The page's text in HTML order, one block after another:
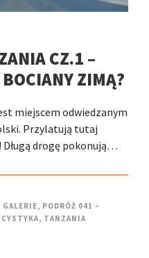
CZ.1 –
ZIMĄ?
miejscem odwiedzanym
Przylatują tutaj
Długą drogę pokonują…
GALERIE, PODRÓŻ 041 –
, TANZANIA